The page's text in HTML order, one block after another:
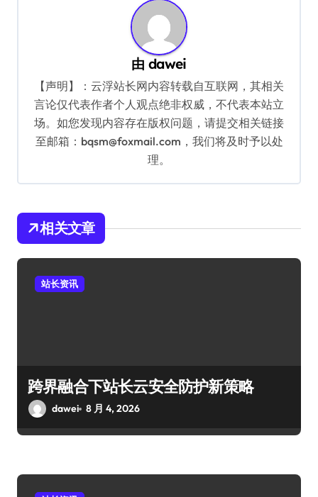
由dawei
【声明】：云浮站长网内容转载自互联网，其相关
言论仅代表作者个人观点绝非权威，不代表本站立
场。如您发现内容存在版权问题，请提交相关链接
至邮箱：bqsm@foxmail.com，我们将及时予以处
理。
相关文章
站长资讯
跨界融合下站长云安全防护新策略
dawei 8 月 4, 2026